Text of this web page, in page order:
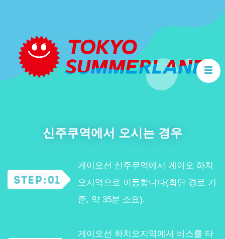
TOP
방문안내
가족 편
친구 편
자주 묻는 질문
신주쿠역에서 오시는 경우
게이오선 신주쿠역에서 게이오 하치
오지역으로 이동합니다(최단 경로 기
준, 약 35분 소요).
게이오선 하치오지역에서 버스를 타